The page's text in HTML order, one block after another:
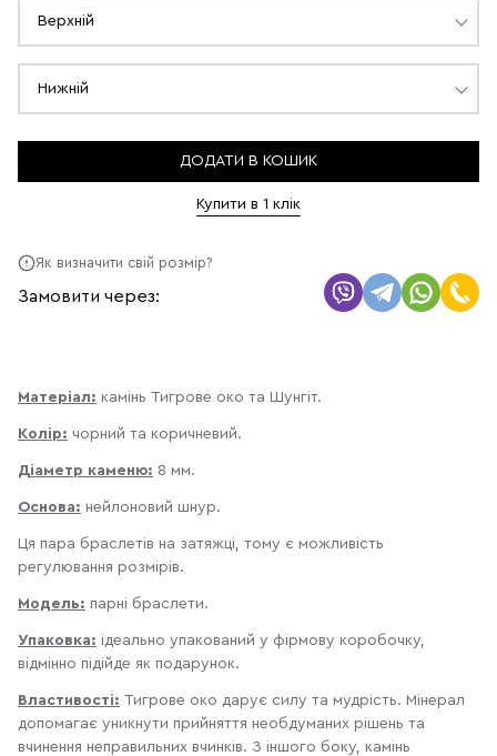
Верхній
Нижній
ДОДАТИ В КОШИК
Купити в 1 клік
Як визначити свій розмір?
Замовити через:
Матеріал: камінь Тигрове око та Шунгіт.
Колір: чорний та коричневий.
Діаметр каменю: 8 мм.
Основа: нейлоновий шнур.
Ця пара браслетів на затяжці, тому є можливість
регулювання розмірів.
Модель: парні браслети.
Упаковка: ідеально упакований у фірмову коробочку,
відмінно підійде як подарунок.
Властивості: Тигрове око дарує силу та мудрість. Мінерал
допомагає уникнути прийняття необдуманих рішень та
вчинення неправильних вчинків. З іншого боку, камінь